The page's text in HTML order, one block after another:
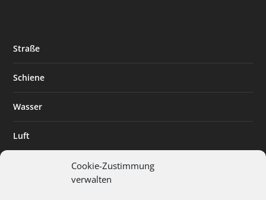
Cookie-Zustimmung
verwalten
Straße
Schiene
Wasser
Luft